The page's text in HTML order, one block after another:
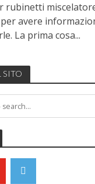
rubinetti
avere
La prima cosa...
SITO